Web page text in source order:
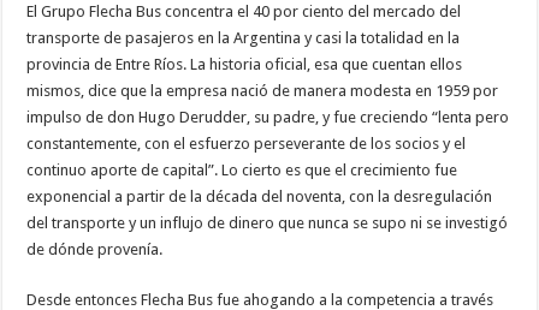
El Grupo Flecha Bus concentra el 40 por ciento del mercado del
transporte de pasajeros en la Argentina y casi la totalidad en la
provincia de Entre Ríos. La historia oficial, esa que cuentan ellos
mismos, dice que la empresa nació de manera modesta en 1959 por
impulso de don Hugo Derudder, su padre, y fue creciendo “lenta pero
constantemente, con el esfuerzo perseverante de los socios y el
continuo aporte de capital”. Lo cierto es que el crecimiento fue
exponencial a partir de la década del noventa, con la desregulación
del transporte y un influjo de dinero que nunca se supo ni se investigó
de dónde provenía.
Desde entonces Flecha Bus fue ahogando a la competencia a través